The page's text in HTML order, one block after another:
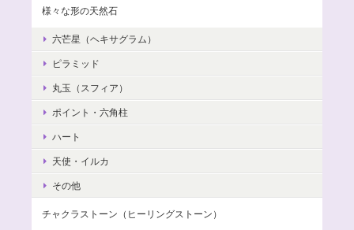
様々な形の天然石
六芒星（ヘキサグラム）
ピラミッド
丸玉（スフィア）
ポイント・六角柱
ハート
天使・イルカ
その他
チャクラストーン（ヒーリングストーン）